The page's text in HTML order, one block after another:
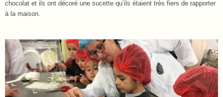
chocolat et ils ont décoré une sucette qu’ils étaient très fiers de rapporter
à la maison.